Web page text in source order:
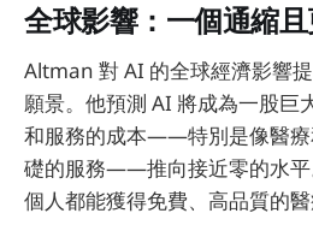
全球影響：一個通縮
Altman 對 AI 的全球經濟影響
願景。他預測 AI 將成為一股巨
和服務的成本——特別是像醫療
礎的服務——推向接近零的水平
個人都能獲得免費、高品質的醫